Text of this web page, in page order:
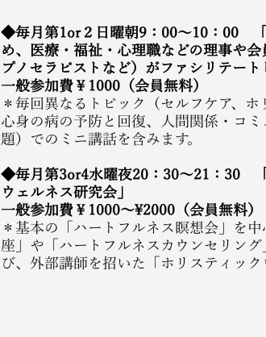
◆毎月第1or２日曜朝9：00～10：00　
め、医療・福祉・心理職などの理事や
プノセラピストなど）がファシリテー
一般参加費￥1000（会員無料）
＊毎回異なるトピック（セルフケア、
心身の病の予防と回復、人間関係・コ
題）でのミニ講話を含みます。
◆毎月第3or4水曜夜20：30～21：30　
ウェルネス研究会」
一般参加費￥1000〜¥2000（会員無料）
＊基本の「ハートフルネス瞑想会」を
座」や「ハートフルネスカウンセリン
び、外部講師を招いた「ホリスティッ